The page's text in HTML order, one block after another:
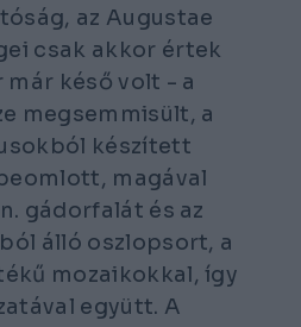
az Augustae
csak akkor értek
már késő volt - a
megsemmisült, a
készített
magával
gádorfalát és az
álló oszlopsort, a
mozaikokkal, így
együtt. A